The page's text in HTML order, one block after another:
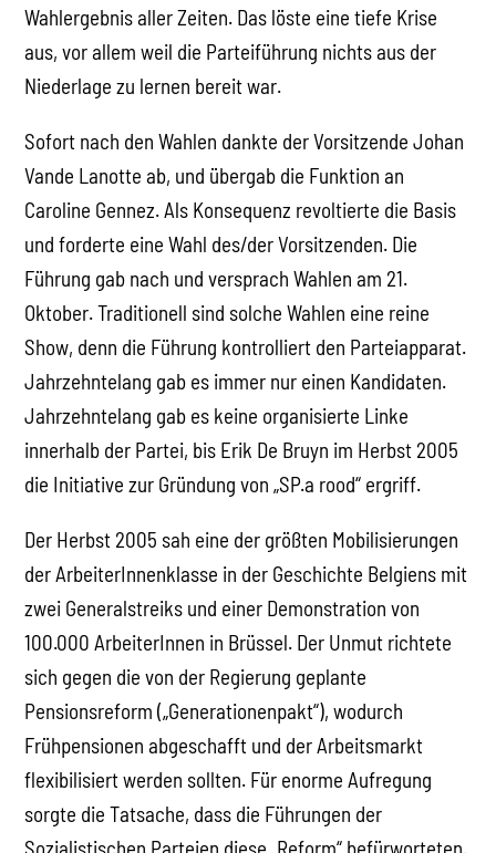
Wahlergebnis aller Zeiten. Das löste eine tiefe Krise
aus, vor allem weil die Parteiführung nichts aus der
Niederlage zu lernen bereit war.
Sofort nach den Wahlen dankte der Vorsitzende Johan
Vande Lanotte ab, und übergab die Funktion an
Caroline Gennez. Als Konsequenz revoltierte die Basis
und forderte eine Wahl des/der Vorsitzenden. Die
Führung gab nach und versprach Wahlen am 21.
Oktober. Traditionell sind solche Wahlen eine reine
Show, denn die Führung kontrolliert den Parteiapparat.
Jahrzehntelang gab es immer nur einen Kandidaten.
Jahrzehntelang gab es keine organisierte Linke
innerhalb der Partei, bis Erik De Bruyn im Herbst 2005
die Initiative zur Gründung von „SP.a rood“ ergriff.
Der Herbst 2005 sah eine der größten Mobilisierungen
der ArbeiterInnenklasse in der Geschichte Belgiens mit
zwei Generalstreiks und einer Demonstration von
100.000 ArbeiterInnen in Brüssel. Der Unmut richtete
sich gegen die von der Regierung geplante
Pensionsreform („Generationenpakt“), wodurch
Frühpensionen abgeschafft und der Arbeitsmarkt
flexibilisiert werden sollten. Für enorme Aufregung
sorgte die Tatsache, dass die Führungen der
Sozialistischen Parteien diese „Reform“ befürworteten.